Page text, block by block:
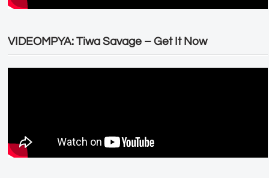
VIDEOMPYA: Tiwa Savage – Get It Now